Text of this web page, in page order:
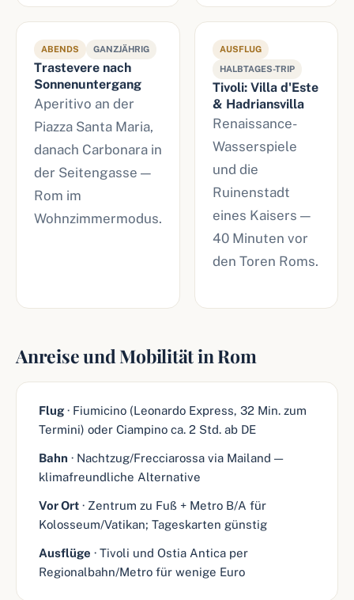
ABENDS GANZJÄHRIG
Trastevere nach
Sonnenuntergang
Aperitivo an der
Piazza Santa Maria,
danach Carbonara in
der Seitengasse —
Rom im
Wohnzimmermodus.
AUSFLUG
HALBTAGES-TRIP
Tivoli: Villa d'Este
& Hadriansvilla
Renaissance-
Wasserspiele
und die
Ruinenstadt
eines Kaisers —
40 Minuten vor
den Toren Roms.
Anreise und Mobilität in Rom
Flug · Fiumicino (Leonardo Express, 32 Min. zum
Termini) oder Ciampino ca. 2 Std. ab DE
Bahn · Nachtzug/Frecciarossa via Mailand —
klimafreundliche Alternative
Vor Ort · Zentrum zu Fuß + Metro B/A für
Kolosseum/Vatikan; Tageskarten günstig
Ausflüge · Tivoli und Ostia Antica per
Regionalbahn/Metro für wenige Euro